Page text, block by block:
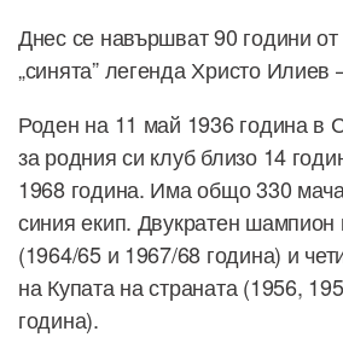
Днес се навършват 90 години
„синята” легенда Христо Илиев
Роден на 11 май 1936 година в
за родния си клуб близо 14
1968 година. Има общо 330
синия екип. Двукратен
(1964/65 и 1967/68 година) и
на Купата на страната (1956,
година).